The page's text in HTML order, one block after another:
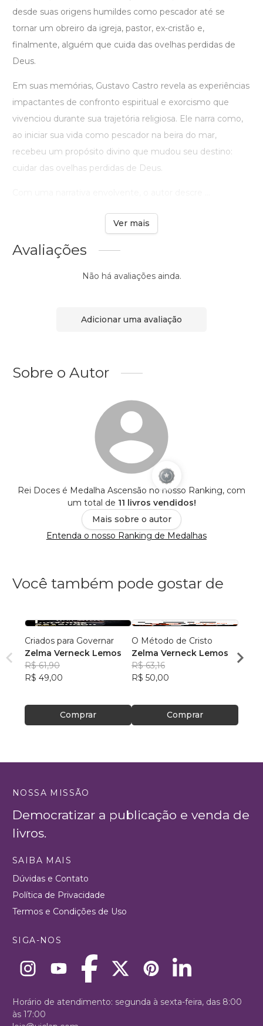
desde suas origens humildes como pescador até se
tornar um obreiro da igreja, pastor, ex-cristão e,
finalmente, alguém que cuida das ovelhas perdidas de
Deus.
Em suas memórias, Gustavo Castro revela as experiências
impactantes de confronto espiritual e exorcismo que
vivenciou durante sua trajetória religiosa. Ele narra como,
ao iniciar sua vida como pescador na beira do mar,
recebeu um propósito divino que mudou seu destino:
cuidar das ovelhas perdidas de Deus.
Ver mais
Avaliações
Não há avaliações ainda.
Adicionar uma avaliação
Sobre o Autor
Rei Doces é Medalha Ascensão no nosso Ranking, com
um total de 11 livros vendidos!
Mais sobre o autor
Entenda o nosso Ranking de Medalhas
Você também pode gostar de
Criados para Governar
Zelma Verneck Lemos
R$ 61,90
R$ 49,00
Comprar
O Método de Cristo
Zelma Verneck Lemos
R$ 63,16
R$ 50,00
Comprar
R$
NOSSA MISSÃO
Democratizar a publicação e venda de
livros.
SAIBA MAIS
Dúvidas e Contato
Política de Privacidade
Termos e Condições de Uso
SIGA-NOS
Horário de atendimento: segunda à sexta-feira, das 8:00
às 17:00